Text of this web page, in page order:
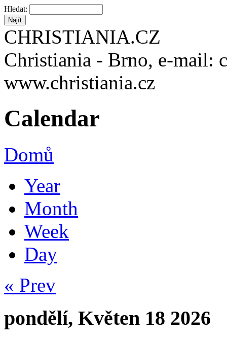
Hledat:
CHRISTIANIA.CZ
Christiania - Brno, e-mail:
www.christiania.cz
Calendar
Domů
Year
Month
Week
Day
« Prev
pondělí, Květen 18 2026